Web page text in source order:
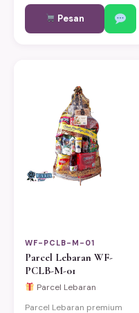
dan mitra bisnis. Bisa
custom sesuai kebutuhan.
Pengiriman same-day ke
Pesan
WF-PCLB-M-01
Parcel Lebaran WF-
PCLB-M-01
Parcel Lebaran
Parcel Lebaran premium